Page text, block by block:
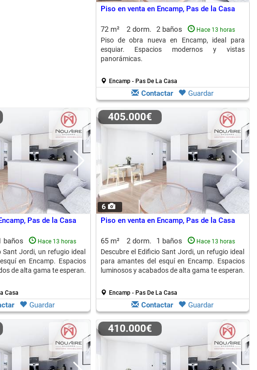
Piso en venta en Encamp, Pas de la Casa
72 m² 2 dorm. 2 baños Hace 13 horas
Piso de obra nueva en Encamp, ideal para
esquiar. Espacios modernos y vistas
panorámicas.
Encamp - Pas De La Casa
Contactar Guardar
Pas de la Casa
baños Hace 13 horas
Sant Jordi, un refugio ideal
en Encamp. Espacios
de alta gama te esperan.
Casa
Guardar
6
405.000€
Piso en venta en Encamp, Pas de la Casa
65 m² 2 dorm. 1 baños Hace 13 horas
Descubre el Edificio Sant Jordi, un refugio ideal
para amantes del esquí en Encamp. Espacios
luminosos y acabados de alta gama te esperan.
Encamp - Pas De La Casa
Contactar Guardar
410.000€